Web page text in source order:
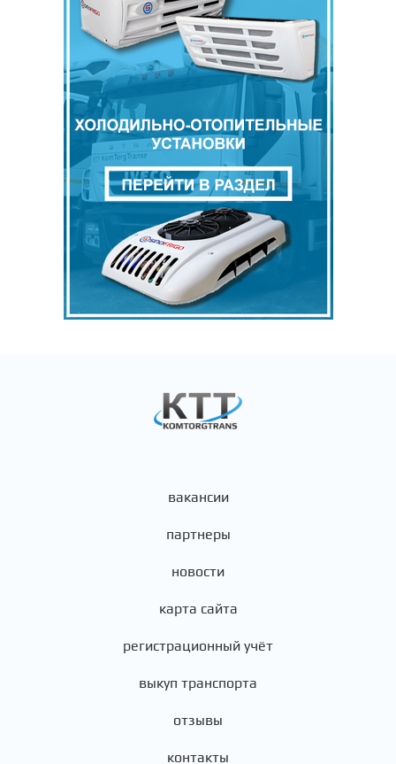
вакансии
партнеры
новости
карта сайта
регистрационный учёт
выкуп транспорта
отзывы
контакты